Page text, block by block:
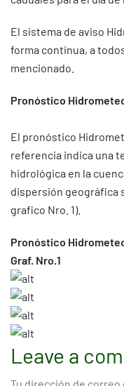
El sistema de aviso
forma continua, a
mencionado.
Pronóstico
El pronóstico
referencia indica una
hidrológica en la
dispersión geográfica
grafico Nro. 1).
Pronóstico
Graf. Nro.1
Leave a